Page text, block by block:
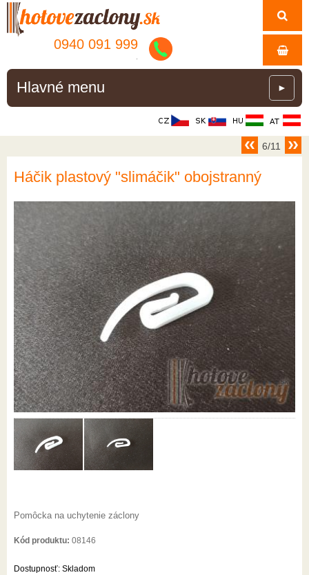
0940 091 999
Hlavné menu ►
6/11
Háčik plastový "slimáčik" obojstranný
Pomôcka na uchytenie záclony
Kód produktu: 08146
Dostupnosť: Skladom